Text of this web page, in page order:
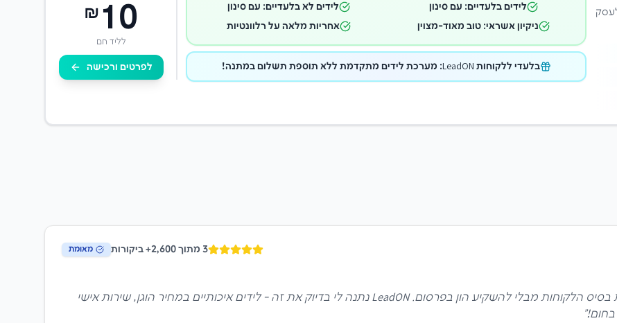
לידים בלעדיים: עם סינון
לידים לא בלעדיים: עם סינון
ניקיון אשראי: טוב מאוד-מצוין
אחריות מלאה על רלוונטיות
בלעדי ללקוחות LeadON: מערכת לידים מתקדמת ללא תוספת תשלום במתנה!
₪ 10
לליד חם
לפרטים ורכישה
3 מתוך 2,600+ ביקורות מאומת
כסוכנת עצמאית, חיפשתי פתרון שיעזור לי להגדיל את בסיס הלקוחות מבלי להשקיע הון בפרסום. LeadON נתנה לי בדיוק את זה - לידים איכותיים במחיר הוגן, שירות אישי
בחום!"